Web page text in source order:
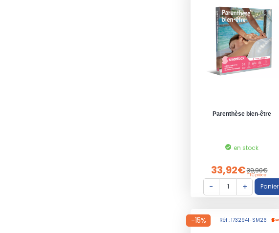
Parenthèse bien-être
en stock
33,92€39,90€
TTC pièce
-15% Réf : 1732941-SM26